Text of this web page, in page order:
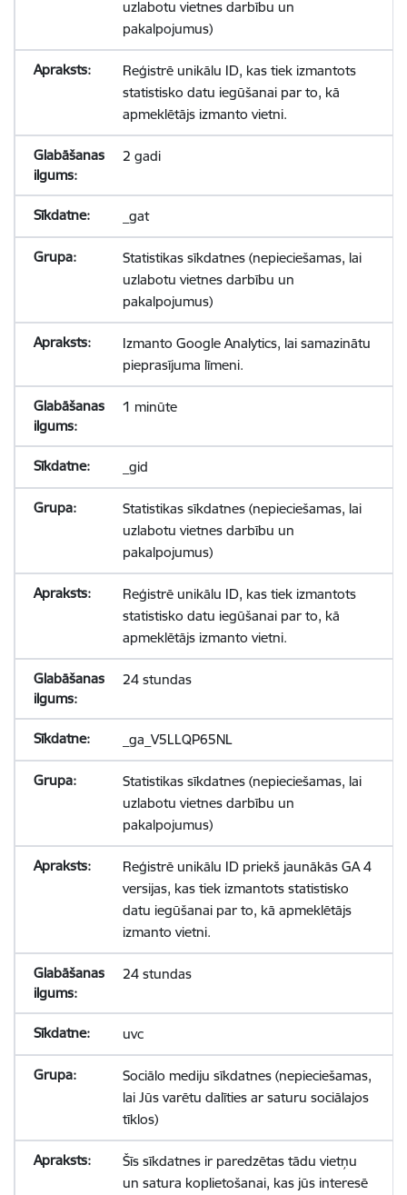
uzlabotu vietnes darbību un
pakalpojumus)
Reģistrē unikālu ID, kas tiek izmantots
statistisko datu iegūšanai par to, kā
apmeklētājs izmanto vietni.
2 gadi
_gat
Statistikas sīkdatnes (nepieciešamas, lai
uzlabotu vietnes darbību un
pakalpojumus)
Izmanto Google Analytics, lai samazinātu
pieprasījuma līmeni.
1 minūte
_gid
Statistikas sīkdatnes (nepieciešamas, lai
uzlabotu vietnes darbību un
pakalpojumus)
Reģistrē unikālu ID, kas tiek izmantots
statistisko datu iegūšanai par to, kā
apmeklētājs izmanto vietni.
24 stundas
_ga_V5LLQP65NL
Statistikas sīkdatnes (nepieciešamas, lai
uzlabotu vietnes darbību un
pakalpojumus)
Reģistrē unikālu ID priekš jaunākās GA 4
versijas, kas tiek izmantots statistisko
datu iegūšanai par to, kā apmeklētājs
izmanto vietni.
24 stundas
uvc
Sociālo mediju sīkdatnes (nepieciešamas,
lai Jūs varētu dalīties ar saturu sociālajos
tīklos)
Šīs sīkdatnes ir paredzētas tādu vietņu
un satura koplietošanai, kas jūs interesē